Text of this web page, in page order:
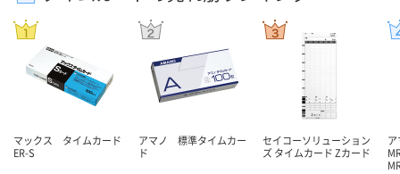
マックス タイムカード
ER-S
アマノ 標準タイムカー
ド
セイコーソリューション
ズ タイムカード Zカード
ア